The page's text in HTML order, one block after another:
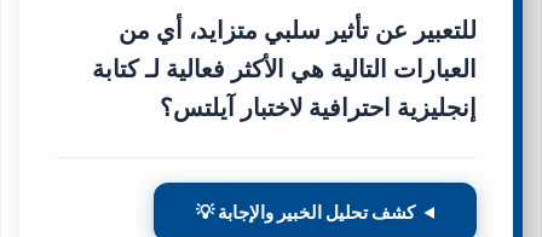
للتعبير عن تأثير سلبي متزايد، أي من
العبارات التالية هي الأكثر فعالية لـكتابة
إنجليزية احترافية لاختبار آيلتس؟
كشف تحليل الخبير والإجابة 💡